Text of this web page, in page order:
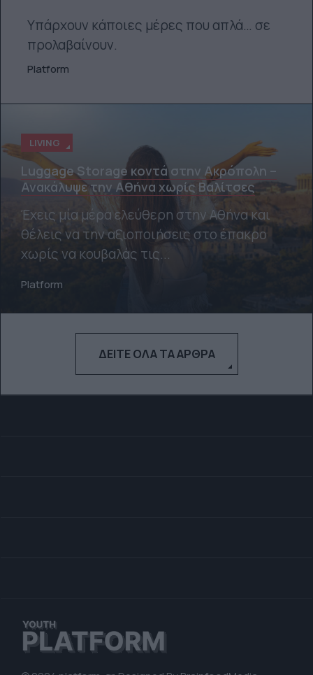
Υπάρχουν κάποιες μέρες που απλά… σε
προλαβαίνουν.
Platform
LIVING
Luggage Storage κοντά στην Ακρόπολη –
Ανακάλυψε την Αθήνα χωρίς Βαλίτσες
Έχεις μία μέρα ελεύθερη στην Αθήνα και
θέλεις να την αξιοποιήσεις στο έπακρο
χωρίς να κουβαλάς τις...
Platform
ΔΕΊΤΕ ΌΛΑ ΤΑ ΆΡΘΡΑ